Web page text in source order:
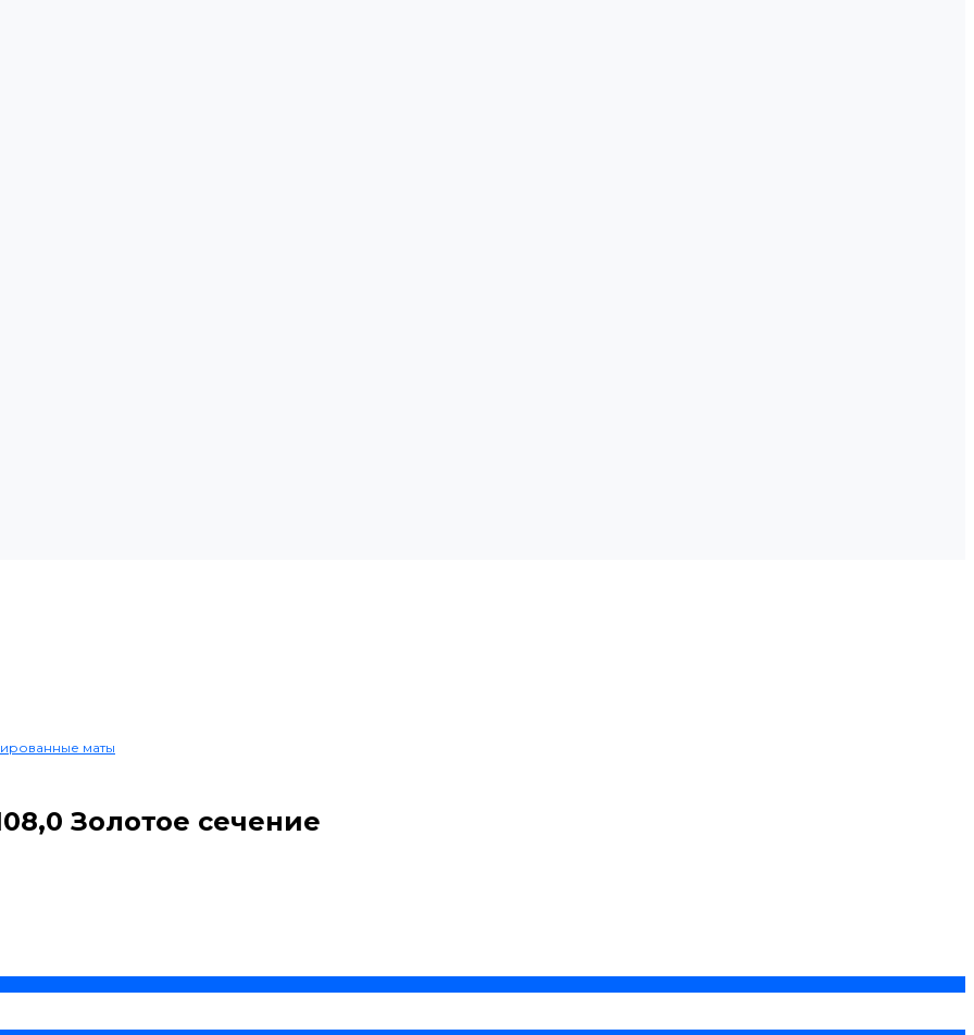
маты
Золотое сечение